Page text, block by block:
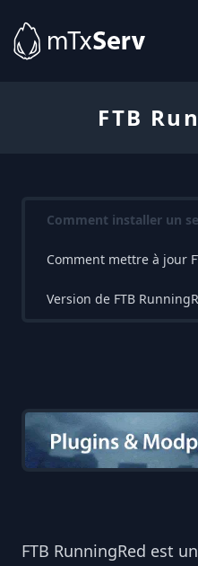
FTB
Comment installer un
Comment mettre à jour
Version de FTB
FTB RunningRed est